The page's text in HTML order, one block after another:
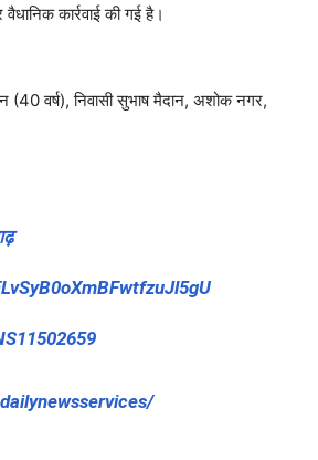
कार्रवाई की गई है।
(40 वर्ष), निवासी सुभाष मैदान, अशोक नगर,